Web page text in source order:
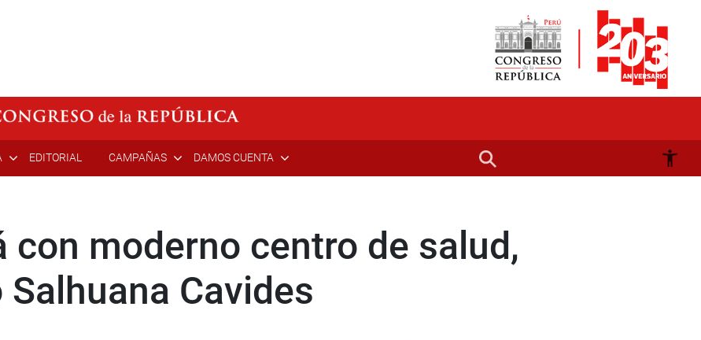
EDITORIAL CAMPAÑAS DAMOS CUENTA
con moderno centro de salud,
Cavides